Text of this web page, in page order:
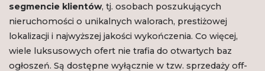
segmencie klientów, tj. osobach poszukujących
nieruchomości o unikalnych walorach, prestiżowej
lokalizacji i najwyższej jakości wykończenia. Co więcej,
wiele luksusowych ofert nie trafia do otwartych baz
ogłoszeń. Są dostępne wyłącznie w tzw. sprzedaży off-